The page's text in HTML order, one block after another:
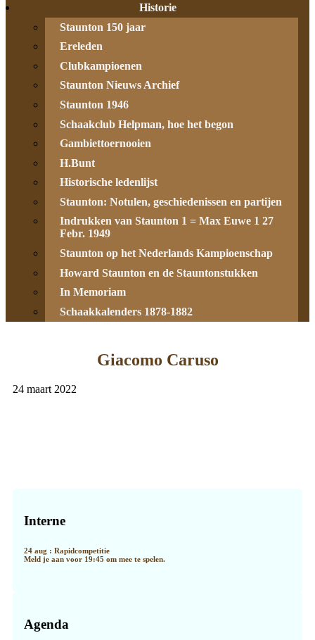
Historie
Staunton 150 jaar
Ereleden
Clubkampioenen
Staunton Nieuws Archief
Staunton 1946
Schaakclub Helpman, hoe het begon
Gambiettoernooien
H.Bunt
Historische ledenlijst
Staunton: Notulen, geschiedenissen en partijen
Indrukken van Staunton 1 = Max Euwe 1 27
Febr. 1949
Staunton op het Nederlands Kampioenschap
Howard Staunton en de Stauntonstukken
In Memoriam
Schaakkalenders 1878-1882
Giacomo Caruso
24 maart 2022
Sidebar
Interne
24 aug : Rapidcompetitie
Meld je aan voor 19:45 om mee te spelen.
Agenda